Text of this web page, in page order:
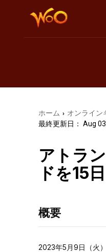
ホーム › オンライン
最終更新日： Aug
アトラ
ドを15
概要
2023年5月9日（火）